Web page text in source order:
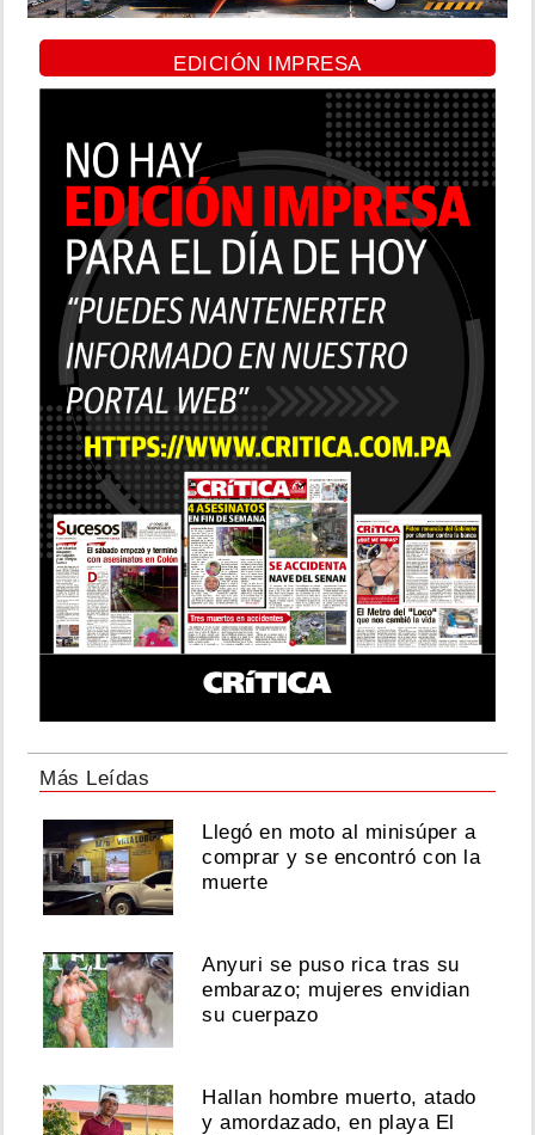
EDICIÓN IMPRESA
Más Leídas
Llegó en moto al minisúper a
comprar y se encontró con la
muerte
Anyuri se puso rica tras su
embarazo; mujeres envidian
su cuerpazo
Hallan hombre muerto, atado
y amordazado, en playa El